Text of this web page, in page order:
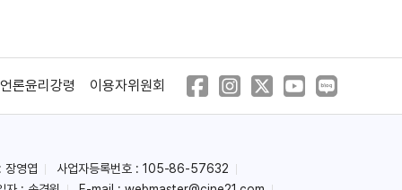
언론윤리강령 이용자위원회
장영엽
사업자등록번호 : 105-86-57632